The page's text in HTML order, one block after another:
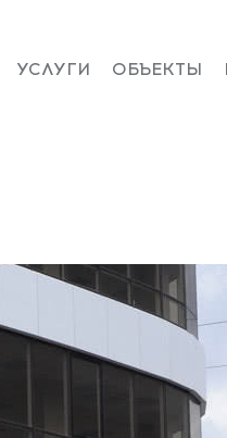
УСЛУГИ ОБЪЕКТЫ